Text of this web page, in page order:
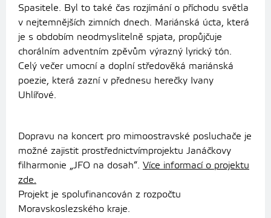
Spasitele. Byl to také čas rozjímání o příchodu světla
v nejtemnějších zimních dnech. Mariánská úcta, která
je s obdobím neodmyslitelně spjata, propůjčuje
chorálním adventním zpěvům výrazný lyrický tón.
Celý večer umocní a doplní středověká mariánská
poezie, která zazní v přednesu herečky Ivany
Uhlířové.
Dopravu na koncert pro mimoostravské posluchače je
možné zajistit prostřednictvímprojektu Janáčkovy
filharmonie „JFO na dosah“. Více informací o projektu
zde.
Projekt je spolufinancován z rozpočtu
Moravskoslezského kraje.